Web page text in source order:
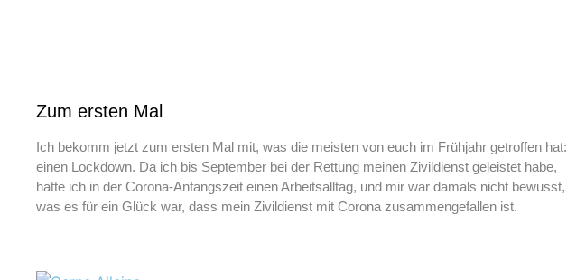
Zum ersten Mal
Ich bekomm jetzt zum ersten Mal mit, was die meisten von euch im Frühjahr getroffen hat:
einen Lockdown. Da ich bis September bei der Rettung meinen Zivildienst geleistet habe,
hatte ich in der Corona-Anfangszeit einen Arbeitsalltag, und mir war damals nicht bewusst,
was es für ein Glück war, dass mein Zivildienst mit Corona zusammengefallen ist.